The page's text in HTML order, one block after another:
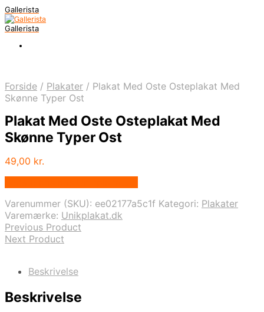
Gallerista
Gallerista
Forside / Plakater / Plakat Med Oste Osteplakat Med
Skønne Typer Ost
Plakat Med Oste Osteplakat Med
Skønne Typer Ost
49,00 kr.
Varenummer (SKU): ee02177a5c1f Kategori: Plakater
Varemærke: Unikplakat.dk
Previous Product
Next Product
Beskrivelse
Beskrivelse